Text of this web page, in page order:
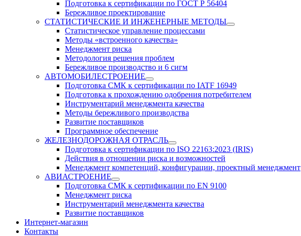
Подготовка к сертификации по ГОСТ Р 56404
Бережливое проектирование
СТАТИСТИЧЕСКИЕ И ИНЖЕНЕРНЫЕ МЕТОДЫ
Статистическое управление процессами
Методы «встроенного качества»
Менеджмент риска
Методология решения проблем
Бережливое производство и 6 сигм
АВТОМОБИЛЕСТРОЕНИЕ
Подготовка СМК к сертификации по IATF 16949
Подготовка к прохождению одобрения потребителем
Инструментарий менеджмента качества
Методы бережливого производства
Развитие поставщиков
Программное обеспечение
ЖЕЛЕЗНОДОРОЖНАЯ ОТРАСЛЬ
Подготовка к сертификации по ISO 22163:2023 (IRIS)
Действия в отношении риска и возможностей
Менеджмент компетенций, конфигурации, проектный менеджмент
АВИАСТРОЕНИЕ
Подготовка СМК к сертификации по EN 9100
Менеджмент риска
Инструментарий менеджмента качества
Развитие поставщиков
Интернет-магазин
Контакты